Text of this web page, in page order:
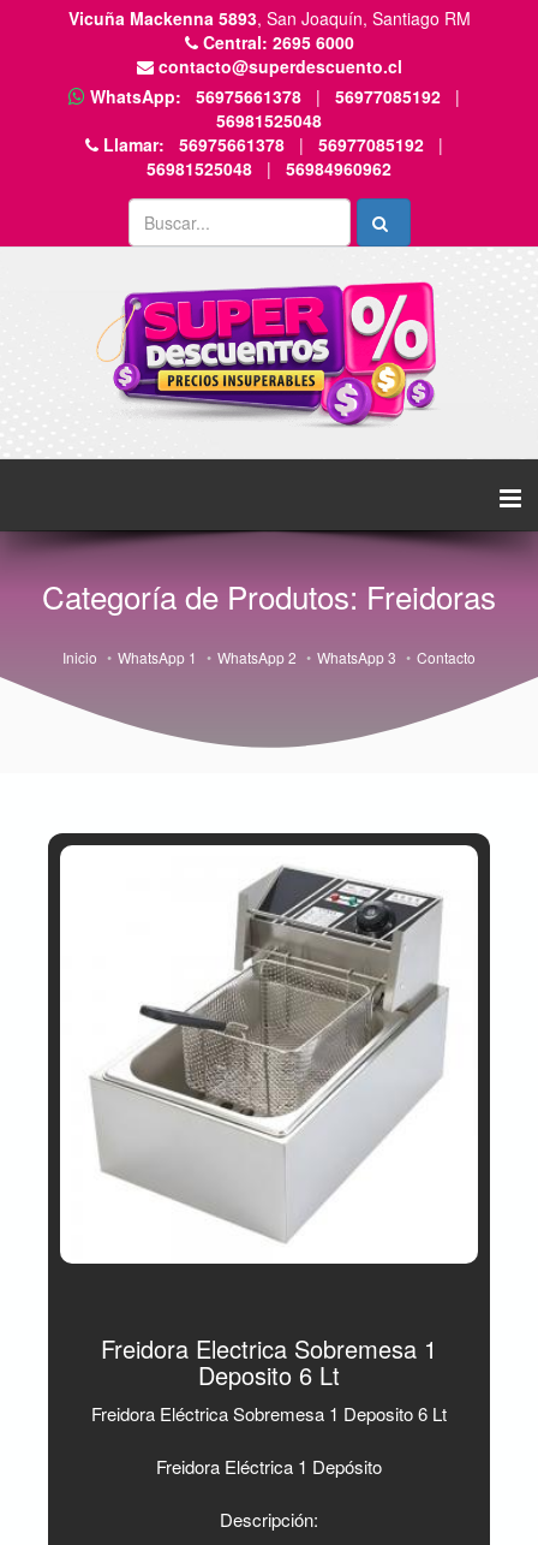
Vicuña Mackenna 5893, San Joaquín, Santiago RM
Central: 2695 6000
contacto@superdescuento.cl
WhatsApp:
56975661378 | 56977085192
|
56981525048
Llamar:
56975661378 | 56977085192
|
56981525048
| 56984960962
Categoría de Produtos: Freidoras
Inicio WhatsApp 1 WhatsApp 2 WhatsApp 3 Contacto
Freidora Electrica Sobremesa 1
Deposito 6 Lt
Freidora Eléctrica Sobremesa 1 Deposito 6 Lt
Freidora Eléctrica 1 Depósito
Descripción: